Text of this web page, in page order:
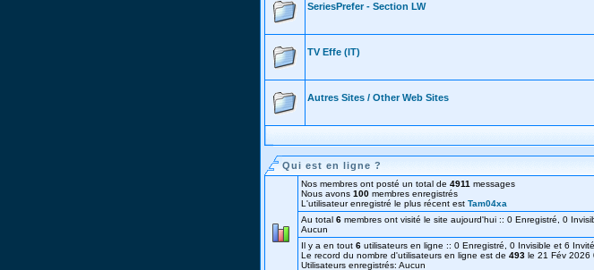
SeriesPrefer - Section LW
TV Effe (IT)
Autres Sites / Other Web Sites
Qui est en ligne ?
Nos membres ont posté un total de 4911 messages
Nous avons 100 membres enregistrés
L'utilisateur enregistré le plus récent est Tam04xa
Au total 6 membres ont visité le site aujourd'hui :: 0 Enregistré, 0
Aucun
Il y a en tout 6 utilisateurs en ligne :: 0 Enregistré, 0 Invisible et 6
Le record du nombre d'utilisateurs en ligne est de 493 le 21 Fév 2026
Utilisateurs enregistrés: Aucun